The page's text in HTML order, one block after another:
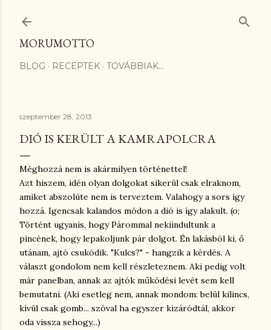
MORUMOTTO
BLOG RECEPTEK TOVÁBBIAK…
szeptember 28, 2013
DIÓ IS KERÜLT A KAMRAPOLCRA
Méghozzá nem is akármilyen történettel!
Azt hiszem, idén olyan dolgokat sikerül csak elraknom,
amiket abszolúte nem is terveztem. Valahogy a sors így
hozzá. Igencsak kalandos módon a dió is így alakult. (o;
Történt ugyanis, hogy Párommal nekiindultunk a
pincének, hogy lepakoljunk pár dolgot. Én lakásból ki, ő
utánam, ajtó csukódik. "Kulcs?" - hangzik a kérdés. A
választ gondolom nem kell részleteznem. Aki pedig volt
már panelban, annak az ajtók működési levét sem kell
bemutatni. (Aki esetleg nem, annak mondom: belül kilincs,
kívül csak gomb... szóval ha egyszer kizáródtál, akkor
oda vissza sehogy...)